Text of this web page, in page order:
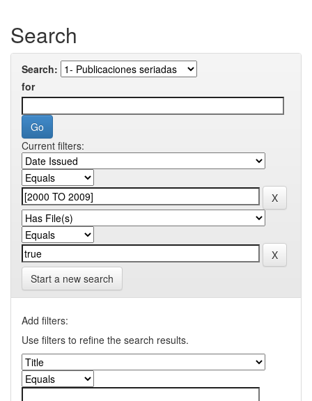
Search
Search:
for
Current filters:
Start a new search
Add filters:
Use filters to refine the search results.